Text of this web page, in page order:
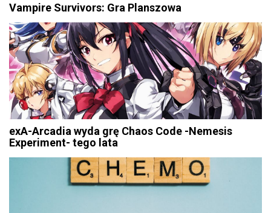
Vampire Survivors: Gra Planszowa
exA-Arcadia wyda grę Chaos Code -Nemesis
Experiment- tego lata